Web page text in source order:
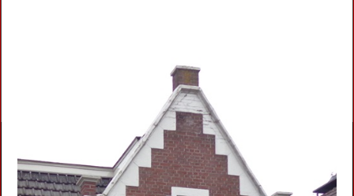
Next»Last
Lezingen door en over schrijvers
Stadsdichtersduo van Zeist